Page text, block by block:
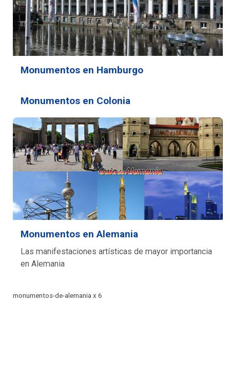
Monumentos en Hamburgo
Monumentos en Colonia
Monumentos en Alemania
Las manifestaciones artísticas de mayor importancia
en Alemania
monumentos-de-alemania x 6